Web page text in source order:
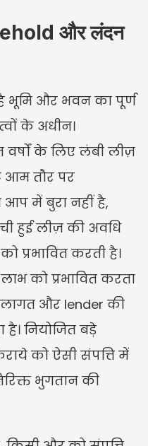
और लंदन
भूमि और भवन का पूर्ण
के अधीन।
वर्षों के लिए लंबी लीज़
आम तौर पर
आप में बुरा नहीं है,
हुई लीज़ की अवधि
प्रभावित करती है।
को प्रभावित करता
लागत और lender की
नियोजित बड़े
को ऐसी संपत्ति में
भुगतान की